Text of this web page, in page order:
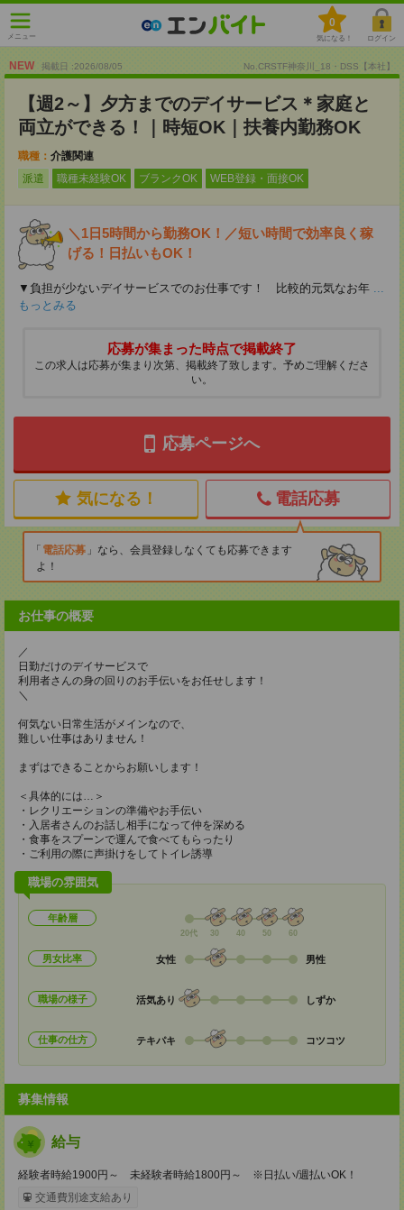
メニュー
0
気になる！ ログイン
NEW 掲載日 :2026/08/05 No.CRSTF神奈川_18・DSS【本社】
【週2～】夕方までのデイサービス＊家庭と
両立ができる！｜時短OK｜扶養内勤務OK
職種： 介護関連
派遣
職種未経験OK ブランクOK WEB登録・面接OK
＼1日5時間から勤務OK！／短い時間で効率良く稼
げる！日払いもOK！
▼負担が少ないデイサービスでのお仕事です！ 比較的元気なお年 ...
もっとみる
応募が集まった時点で掲載終了
この求人は応募が集まり次第、掲載終了致します。予めご理解くださ
い。
応募ページへ
気になる！ 電話応募
電話応募
なら、会員登録しなくても応募できます
よ！
お仕事の概要
／
日勤だけのデイサービスで
利用者さんの身の回りのお手伝いをお任せします！
＼
何気ない日常生活がメインなので、
難しい仕事はありません！
まずはできることからお願いします！
＜具体的には…＞
・レクリエーションの準備やお手伝い
・入居者さんのお話し相手になって仲を深める
・食事をスプーンで運んで食べてもらったり
・ご利用の際に声掛けをしてトイレ誘導
職場の雰囲気
年齢層
20代 30 40 50 60
男女比率 女性 男性
職場の様子 活気あり しずか
仕事の仕方 テキパキ コツコツ
募集情報
給与
経験者時給1900円～ 未経験者時給1800円～ ※日払い/週払いOK！
交通費別途支給あり